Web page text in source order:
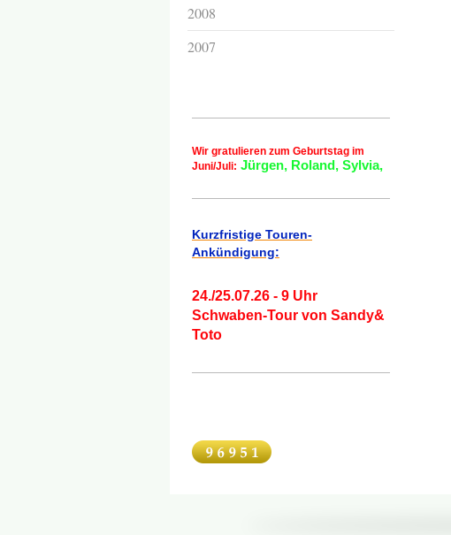
2008
2007
Wir gratulieren zum Geburtstag im
Juni/Juli: Jürgen, Roland, Sylvia,
Kurzfristige Touren-
Ankündigung:
24./25.07.26 - 9 Uhr
Schwaben-Tour von Sandy&
Toto